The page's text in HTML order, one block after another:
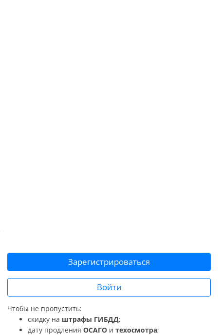
Зарегистрироваться
Войти
Чтобы не пропустить:
скидку на штрафы ГИБДД;
дату продления ОСАГО и техосмотра;